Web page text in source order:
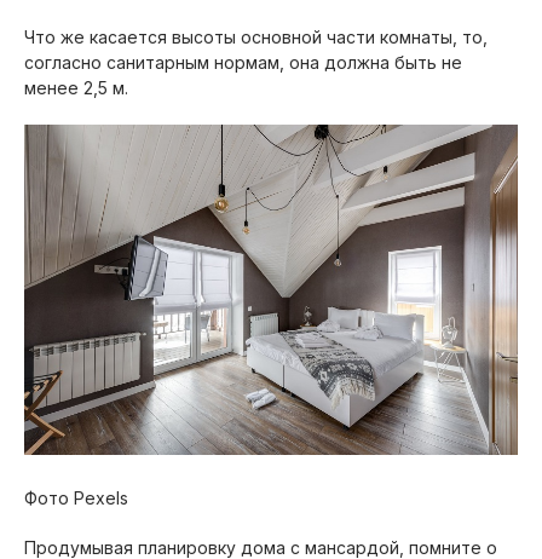
Что же касается высоты основной части комнаты, то,
согласно санитарным нормам, она должна быть не
менее 2,5 м.
Фото Pexels
Продумывая планировку дома с мансардой, помните о